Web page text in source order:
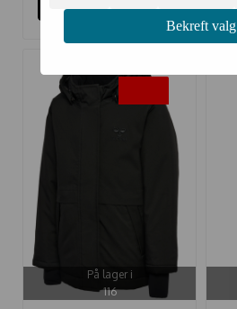
På lager i
116
Bekreft valg